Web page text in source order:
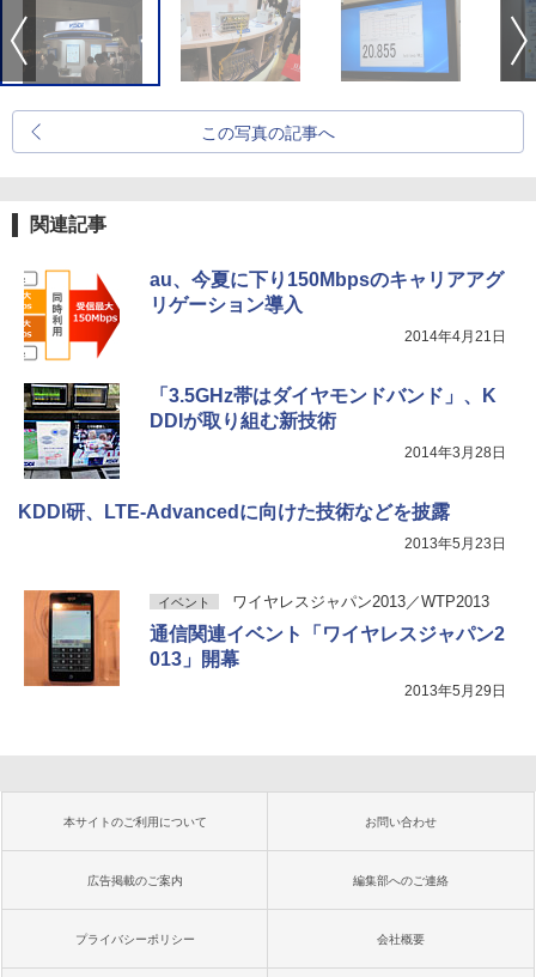
この写真の記事へ
関連記事
au、今夏に下り150Mbpsのキャリアアグ
リゲーション導入
2014年4月21日
「3.5GHz帯はダイヤモンドバンド」、K
DDIが取り組む新技術
2014年3月28日
KDDI研、LTE-Advancedに向けた技術などを披露
2013年5月23日
イベント ワイヤレスジャパン2013／WTP2013
通信関連イベント「ワイヤレスジャパン2
013」開幕
2013年5月29日
本サイトのご利用について お問い合わせ
広告掲載のご案内 編集部へのご連絡
プライバシーポリシー 会社概要